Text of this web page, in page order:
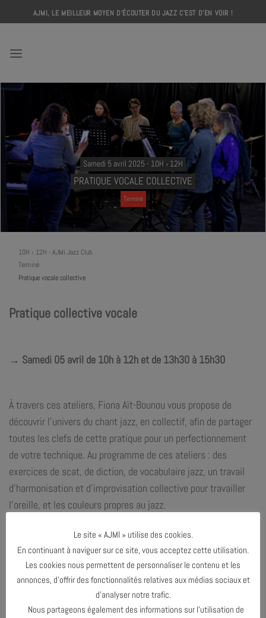
to
AJMI, LE MEILLEUR MOYEN D'ÉCOUTER DU JAZZ C'EST D'EN VOIR !
Samedi 5 avril 2025 - 10H › 12H
PRATIQUE VOCALE COLLECTIVE
Terminé
10H › 12H - AJMi Jazz Club
Terminé
Pratique vocale collective
Pratique collective vocale
→ Samedi 05 avril de 10h à 12h et de 13h30 à 15h30
À travers ces ateliers, Fiona Aït-Bounou vous propose de
découvrir l’univers du chant jazz, en collectif, afin de partager
toutes les clefs de cette pratique pour un perfectionnement
de votre technique. Au programme de ces ateliers : des
exercices de scat, de diction, de vocabulaire jazz, un travail
d’harmonisation et d’improvisation collective pour travailler
l’oreille, et les couleurs propres au jazz.
Ateliers proposés :
de 10h à 12h et de 13h30 à 15h30 !
PARTAGER & COMMENTER
Le site « AJMI » utilise des cookies.
En continuant à naviguer sur ce site, vous acceptez cette utilisation.
Les cookies nous permettent de personnaliser le contenu et les
annonces, d’offrir des fonctionnalités relatives aux médias sociaux et
d’analyser notre trafic.
Nous partageons également des informations sur l’utilisation de